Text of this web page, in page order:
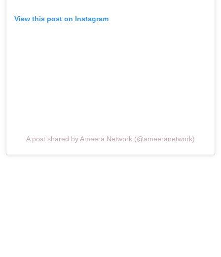
View this post on Instagram
A post shared by Ameera Network (@ameeranetwork)